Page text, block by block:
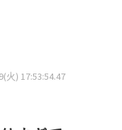
火) 17:53:54.47